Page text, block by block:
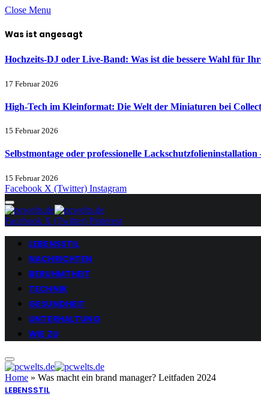
Close Menu
Was ist angesagt
Hochzeits-DJ oder Live-Band: Was ist die bessere Wahl für
17 Februar 2026
High-Tech im Kleinformat: Die Welt der Miniaturen bei
15 Februar 2026
Selbstmontage oder professionelle Lackschutzfolieninstallation
15 Februar 2026
Facebook X (Twitter) Instagram
Facebook X (Twitter) Pinterest
LEBENSSTIL
NACHRICHTEN
BERUHMTHEIT
TECHNIK
GESUNDHEIT
UNTERHALTUNG
WIE ZU
Home » Was macht ein brand manager? Leitfaden 2024
LEBENSSTIL